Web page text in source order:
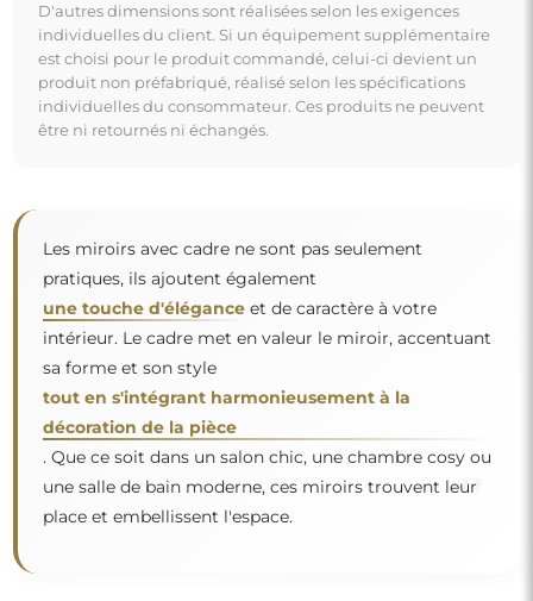
D'autres dimensions sont réalisées selon les exigences
individuelles du client. Si un équipement supplémentaire
est choisi pour le produit commandé, celui-ci devient un
produit non préfabriqué, réalisé selon les spécifications
individuelles du consommateur. Ces produits ne peuvent
être ni retournés ni échangés.
Les miroirs avec cadre ne sont pas seulement
pratiques, ils ajoutent également
une touche d'éléganceet de caractère à votre
intérieur. Le cadre met en valeur le miroir, accentuant
sa forme et son style
tout en s'intégrant harmonieusement à la
décoration de la pièce
. Que ce soit dans un salon chic, une chambre cosy ou
une salle de bain moderne, ces miroirs trouvent leur
place et embellissent l'espace.
"